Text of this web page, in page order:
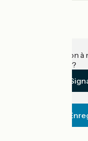
Une information
établissement ?